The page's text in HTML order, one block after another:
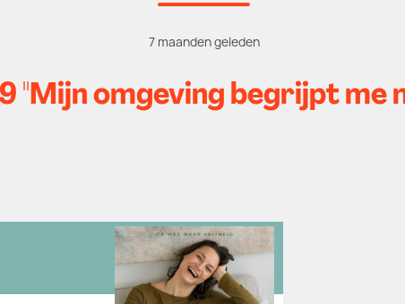
7 maanden geleden
"Mijn omgeving begrijpt me